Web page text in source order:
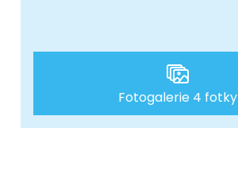
Fotogalerie 4 fotky